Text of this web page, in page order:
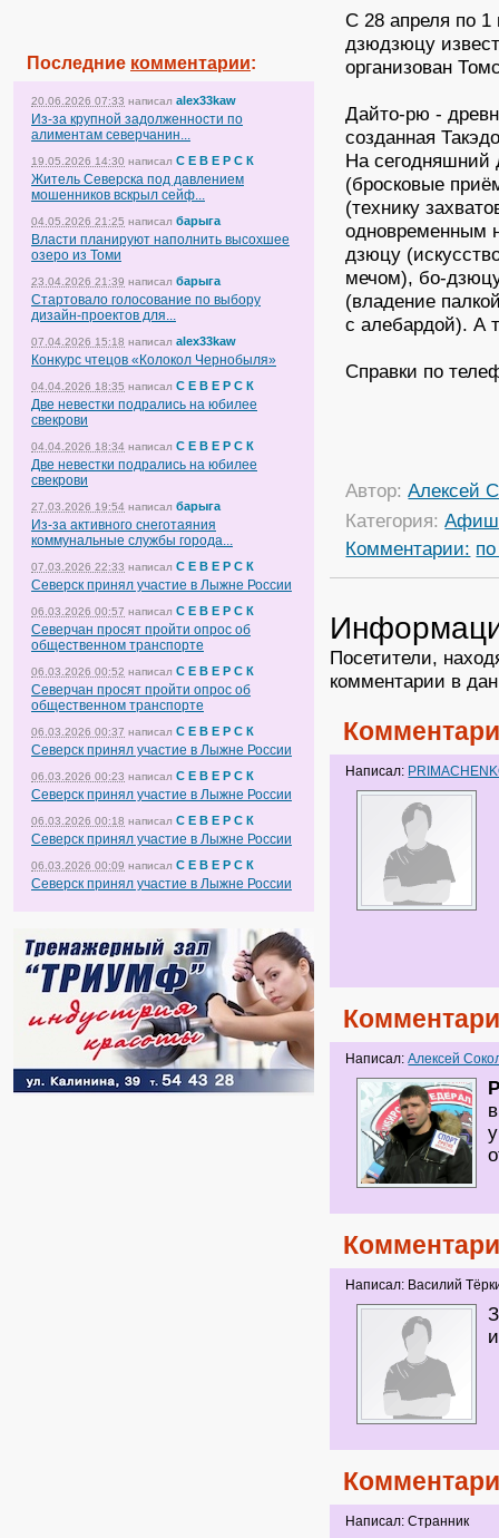
Последние комментарии:
20.06.2026 07:33 написал alex33kaw
Из-за крупной задолженности по
алиментам северчанин...
19.05.2026 14:30 написал С Е В Е Р С К
Житель Северска под давлением
мошенников вскрыл сейф...
04.05.2026 21:25 написал барыга
Власти планируют наполнить высохшее
озеро из Томи
23.04.2026 21:39 написал барыга
Стартовало голосование по выбору
дизайн-проектов для...
07.04.2026 15:18 написал alex33kaw
Конкурс чтецов «Колокол Чернобыля»
04.04.2026 18:35 написал С Е В Е Р С К
Две невестки подрались на юбилее
свекрови
04.04.2026 18:34 написал С Е В Е Р С К
Две невестки подрались на юбилее
свекрови
27.03.2026 19:54 написал барыга
Из-за активного снеготаяния
коммунальные службы города...
07.03.2026 22:33 написал С Е В Е Р С К
Северск принял участие в Лыжне России
06.03.2026 00:57 написал С Е В Е Р С К
Северчан просят пройти опрос об
общественном транспорте
06.03.2026 00:52 написал С Е В Е Р С К
Северчан просят пройти опрос об
общественном транспорте
06.03.2026 00:37 написал С Е В Е Р С К
Северск принял участие в Лыжне России
06.03.2026 00:23 написал С Е В Е Р С К
Северск принял участие в Лыжне России
06.03.2026 00:18 написал С Е В Е Р С К
Северск принял участие в Лыжне России
06.03.2026 00:09 написал С Е В Е Р С К
Северск принял участие в Лыжне России
С 28 апреля по
дзюдзюцу
организован
Дайто-рю -
созданная
На сегодняшний
(бросковые
(технику
одновременным
дзюцу
мечом), бо-
(владение
с алебардой). А
Справки по
Автор:Алексей
Категория:
Комментарии:
Посетители,
комментарии в
Написал:
Написал:Алексей
Написал: Василий
Написал: Странник